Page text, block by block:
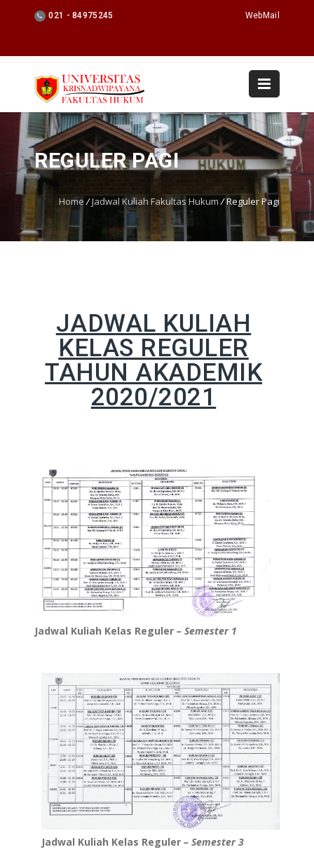
021 - 84975245 WebMail
REGULER PAGI
Home /Jadwal Kuliah Fakultas Hukum /Reguler Pagi
JADWAL KULIAH
KELAS REGULER
TAHUN AKADEMIK
2020/2021
Jadwal Kuliah Kelas Reguler – Semester 1
Jadwal Kuliah Kelas Reguler – Semester 3